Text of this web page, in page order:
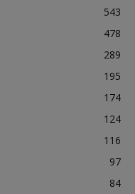
543
478
289
195
174
124
116
97
84